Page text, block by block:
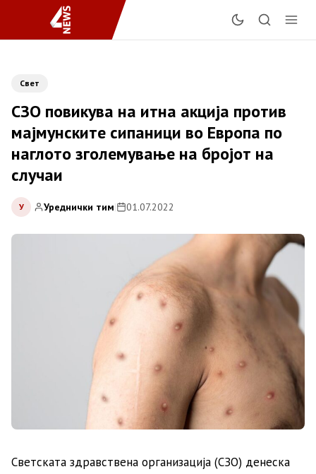
Свет
СЗО повикува на итна акција против
мајмунските сипаници во Европа по
наглото зголемување на бројот на
случаи
У Уреднички тим| 01.07.2022
Светската здравствена организација (СЗО) денеска